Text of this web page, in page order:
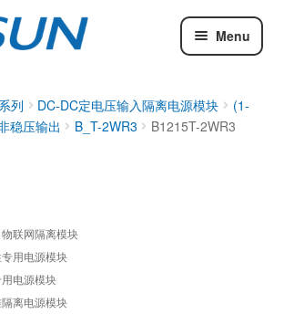
Menu
列 DC-DC定电压输入隔离电源模块
(1-
稳压输出
B_T-2WR3 B1215T-2WR3
联网隔离模块
用电源模块
电源模块
离电源模块